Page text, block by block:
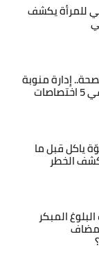
للمرأة يكشف
إدارة منوبة
ياكل قبل ما
الخطر
المبكر
مضاف